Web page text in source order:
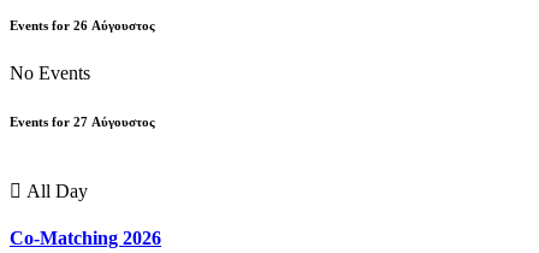
Events for 26 Αύγουστος
No Events
Events for 27 Αύγουστος
All Day
Co-Matching 2026